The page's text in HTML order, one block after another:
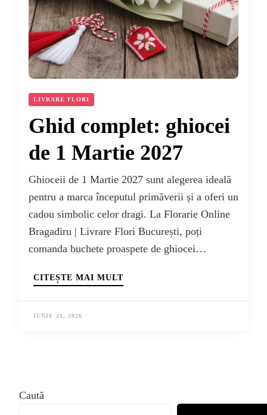
LIVRARE FLORI
Ghid complet: ghiocei
de 1 Martie 2027
Ghioceii de 1 Martie 2027 sunt alegerea ideală
pentru a marca începutul primăverii și a oferi un
cadou simbolic celor dragi. La Florarie Online
Bragadiru | Livrare Flori București, poți
comanda buchete proaspete de ghiocei…
CITEȘTE MAI MULT
IUNIE 21, 2026
Caută